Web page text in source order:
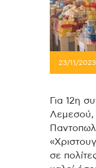
23/11/2023
Για 12η
Λεμεσού,
σε